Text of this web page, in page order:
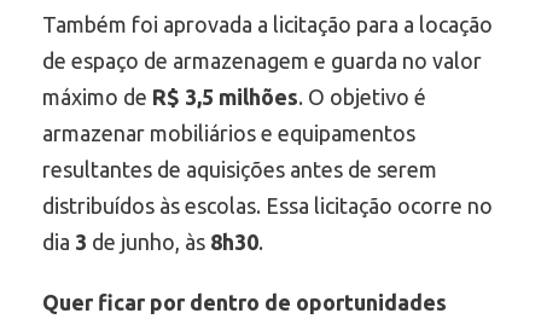
Também foi aprovada a licitação para a locação
de espaço de armazenagem e guarda no valor
máximo de R$ 3,5 milhões. O objetivo é
armazenar mobiliários e equipamentos
resultantes de aquisições antes de serem
distribuídos às escolas. Essa licitação ocorre no
dia 3 de junho, às 8h30.
Quer ficar por dentro de oportunidades